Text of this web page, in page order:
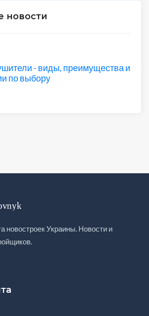
новости
- виды, преимущества и
по выбору
новостроек Украины. Новости и